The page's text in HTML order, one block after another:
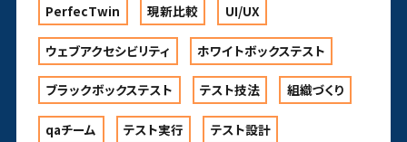
PerfecTwin 現新比較 UI/UX
ウェブアクセシビリティ ホワイトボックステスト
ブラックボックステスト テスト技法 組織づくり
qaチーム テスト実行 テスト設計